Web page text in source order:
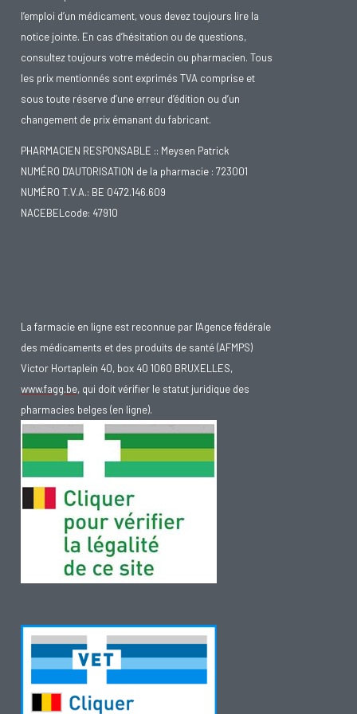
IMC compris entre 51 et 60 - Hyper obésité
IMC supérieur à 60 kg/m² - 'Hyper hyper' obésité
L'IMC ne distingue pas muscles et graisses. Les athlètes
peuvent avoir un IMC élevé sans excès de masse grasse. Il
est évident que le tissu musculaire est plus sain que la
masse grasse.
Chez les hommes
l'accumulation de cellules graisseuses
(adipocytes) se situe principalement près de l'abdomen.
Dans ce cas on parle d'obésité androïde.
Chez lesfemmes les cellules adipeuses se nichent plutôt
dans les hanches et les cuisses. C'est l'obésité gynoïde.
L’accumulation excessive de graisse dans la région
abdominale augmente le risque de maladie cardiaque ou de
diabète.
circonférence de la taille. Pour bien mesurer la circonférence
de la taille, on place le mètre ruban sur la circonférence du
corps entre la dernière côte et le haut de l'os de la hanche. Il
est important de mesurer après expiration par la bouche. Le
l’emploi d’un médicament, vous devez toujours lire la
notice jointe. En cas d’hésitation ou de questions,
consultez toujours votre médecin ou pharmacien. Tous
les prix mentionnés sont exprimés TVA comprise et
sous toute réserve d’une erreur d’édition ou d’un
changement de prix émanant du fabricant.
PHARMACIEN RESPONSABLE :: Meysen Patrick
NUMÉRO D'AUTORISATION de la pharmacie : 723001
NUMÉRO T.V.A.: BE 0472.146.609
NACEBELcode: 47910
La farmacie en ligne est reconnue par l'Agence fédérale
des médicaments et des produits de santé (AFMPS)
Victor Hortaplein 40, box 40 1060 BRUXELLES,
www.fagg.be, qui doit vérifier le statut juridique des
pharmacies belges (en ligne).